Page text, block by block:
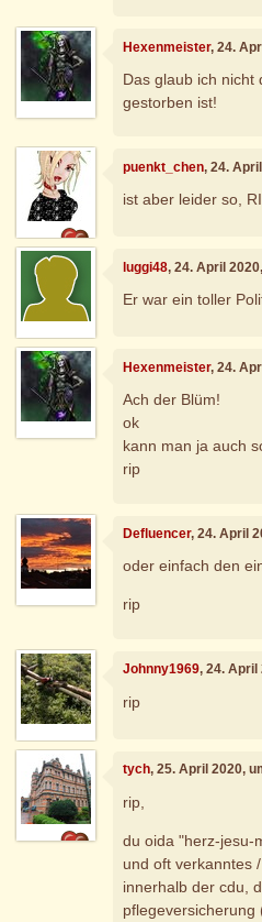
Hexenmeister, 24.
Das glaub ich nicht
gestorben ist!
puenkt_chen, 24.
ist aber leider so,
luggi48, 24. April
Er war ein toller
Hexenmeister, 24.
Ach der Blüm!
ok
kann man ja auch
rip
Defluencer, 24. April
oder einfach den
rip
Johnny1969, 24. April
rip
tych, 25. April 2020,
rip,
du oida "herz-jesu-
und oft verkanntes
innerhalb der cdu,
pflegeversicherung